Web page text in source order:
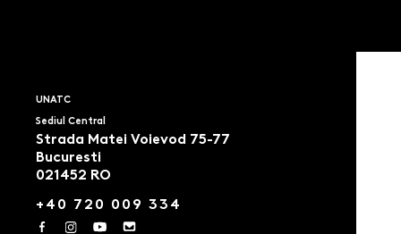
UNATC
Sediul Central
Strada Matei Voievod 75-77
Bucuresti
021452 RO
+40 720 009 334